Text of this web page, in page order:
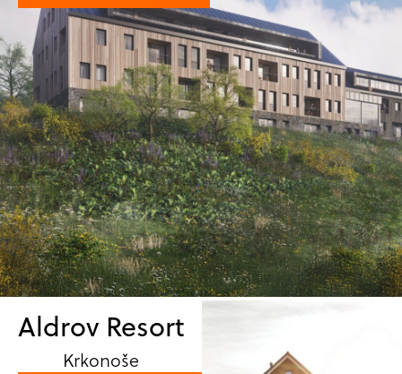
Aldrov Resort
Krkonoše